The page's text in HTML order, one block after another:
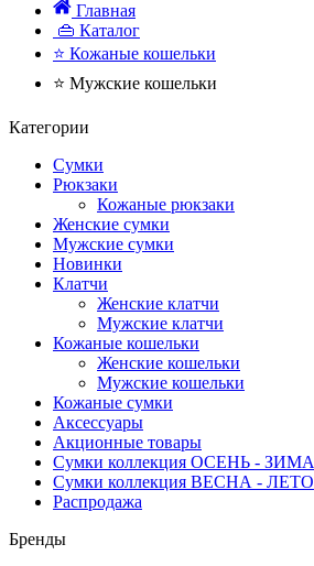
Главная
👜 Каталог
⭐ Кожаные кошельки
⭐ Мужские кошельки
Категории
Сумки
Рюкзаки
Кожаные рюкзаки
Женские сумки
Мужские сумки
Новинки
Клатчи
Женские клатчи
Мужские клатчи
Кожаные кошельки
Женские кошельки
Мужские кошельки
Кожаные сумки
Аксессуары
Акционные товары
Сумки коллекция ОСЕНЬ - ЗИМА
Сумки коллекция ВЕСНА - ЛЕТО
Распродажа
Бренды